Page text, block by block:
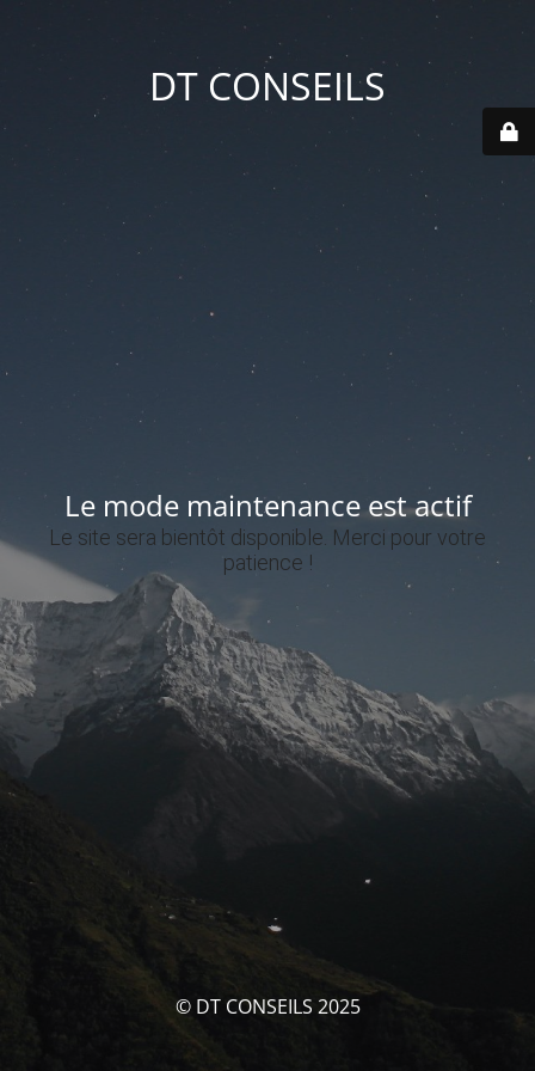
DT CONSEILS
Le mode maintenance est actif
Le site sera bientôt disponible. Merci pour votre
patience !
© DT CONSEILS 2025